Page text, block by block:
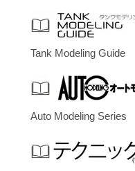
Tank Modeling Guide
Auto Modeling Series